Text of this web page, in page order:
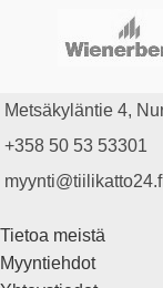
Metsäkyläntie 4,
+358 50 53 53301
Tietoa meistä
Myyntiehdot